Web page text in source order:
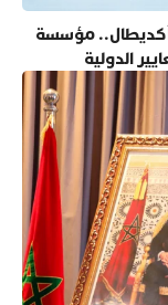
أكديطال.. مؤسسة
الدولية